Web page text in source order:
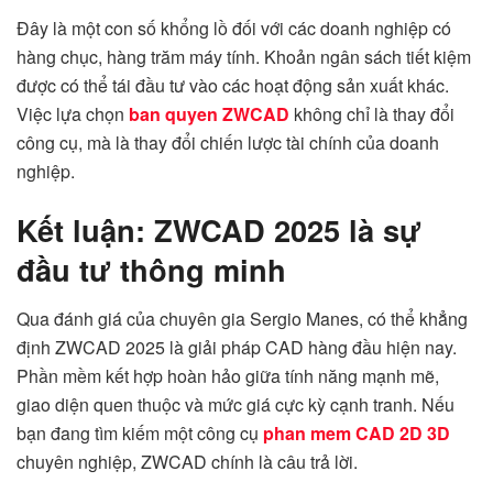
Đây là một con số khổng lồ đối với các doanh nghiệp có
hàng chục, hàng trăm máy tính. Khoản ngân sách tiết kiệm
được có thể tái đầu tư vào các hoạt động sản xuất khác.
Việc lựa chọn ban quyen ZWCAD không chỉ là thay đổi
công cụ, mà là thay đổi chiến lược tài chính của doanh
nghiệp.
Kết luận: ZWCAD 2025 là sự
đầu tư thông minh
Qua đánh giá của chuyên gia Sergio Manes, có thể khẳng
định ZWCAD 2025 là giải pháp CAD hàng đầu hiện nay.
Phần mềm kết hợp hoàn hảo giữa tính năng mạnh mẽ,
giao diện quen thuộc và mức giá cực kỳ cạnh tranh. Nếu
bạn đang tìm kiếm một công cụ phan mem CAD 2D 3D
chuyên nghiệp, ZWCAD chính là câu trả lời.